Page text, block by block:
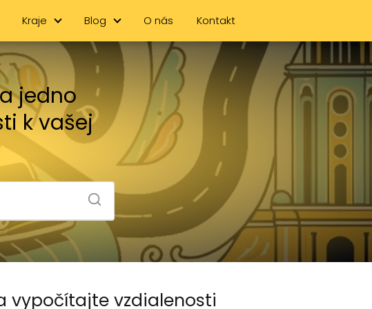
Kraje Blog O nás Kontakt
jedno
k vašej
vypočítajte vzdialenosti